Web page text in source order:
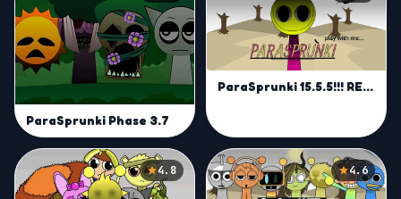
ParaSprunki Phase 3.7
ParaSprunki 15.5.5!!! RECRE..- Play On Sprunkin!
4.8 4.6